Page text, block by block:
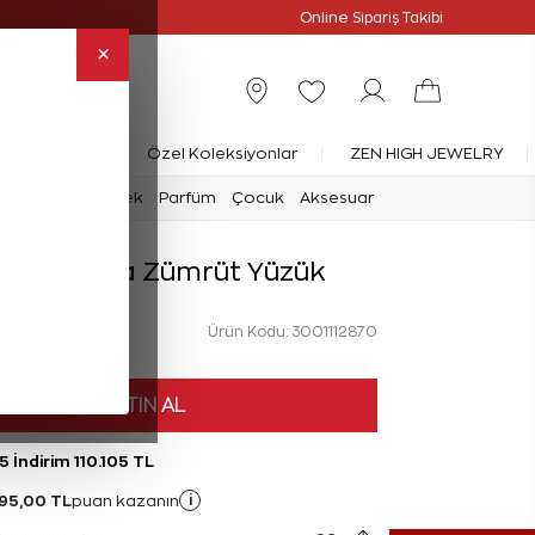
×
Online Sipariş Takibi
Yüzük Özel Koleksiyonlar ZEN HIGH JEWELRY
Erkek Parfüm Çocuk Aksesuar
Pırlanta Zümrüt Yüzük
Ürün Kodu: 3001112870
HEMEN SATIN AL
İndirim 110.105 TL
TL puan kazanın i